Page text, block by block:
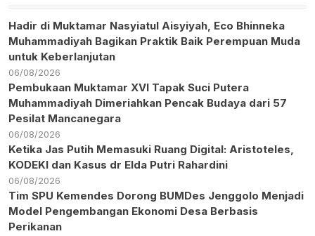
Hadir di Muktamar Nasyiatul Aisyiyah, Eco Bhinneka
Muhammadiyah Bagikan Praktik Baik Perempuan Muda
untuk Keberlanjutan
06/08/2026
Pembukaan Muktamar XVI Tapak Suci Putera
Muhammadiyah Dimeriahkan Pencak Budaya dari 57
Pesilat Mancanegara
06/08/2026
Ketika Jas Putih Memasuki Ruang Digital: Aristoteles,
KODEKI dan Kasus dr Elda Putri Rahardini
06/08/2026
Tim SPU Kemendes Dorong BUMDes Jenggolo Menjadi
Model Pengembangan Ekonomi Desa Berbasis
Perikanan